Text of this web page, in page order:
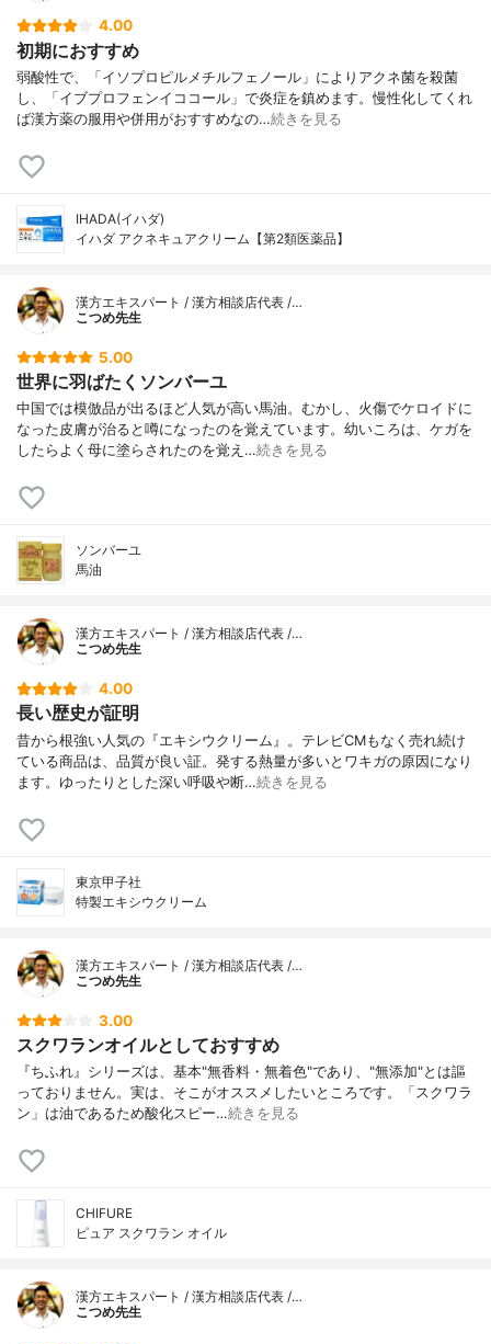
4.00
初期におすすめ
弱酸性で、「イソプロピルメチルフェノール」によりアクネ菌を殺菌
し、「イブプロフェンイココール」で炎症を鎮めます。慢性化してくれ
ば漢方薬の服用や併用がおすすめなの…続きを見る
IHADA(イハダ)
イハダ アクネキュアクリーム【第2類医薬品】
漢方エキスパート / 漢方相談店代表 /…
こつめ先生
5.00
世界に羽ばたくソンバーユ
中国では模倣品が出るほど人気が高い馬油。むかし、火傷でケロイドに
なった皮膚が治ると噂になったのを覚えています。幼いころは、ケガを
したらよく母に塗らされたのを覚え…続きを見る
ソンバーユ
馬油
漢方エキスパート / 漢方相談店代表 /…
こつめ先生
4.00
長い歴史が証明
昔から根強い人気の『エキシウクリーム』。テレビCMもなく売れ続け
ている商品は、品質が良い証。発する熱量が多いとワキガの原因になり
ます。ゆったりとした深い呼吸や断…続きを見る
東京甲子社
特製エキシウクリーム
漢方エキスパート / 漢方相談店代表 /…
こつめ先生
3.00
スクワランオイルとしておすすめ
『ちふれ』シリーズは、基本"無香料・無着色"であり、"無添加"とは謳
っておりません。実は、そこがオススメしたいところです。「スクワラ
ン」は油であるため酸化スピー…続きを見る
CHIFURE
ピュア スクワラン オイル
漢方エキスパート / 漢方相談店代表 /…
こつめ先生